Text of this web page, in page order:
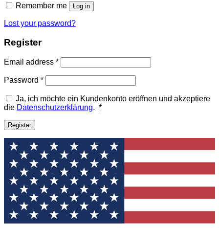
Remember me Log in
Lost your password?
Register
Email address *Required
Password *Required
Ja, ich möchte ein Kundenkonto eröffnen und akzeptiere
die Datenschutzerklärung. *
Register